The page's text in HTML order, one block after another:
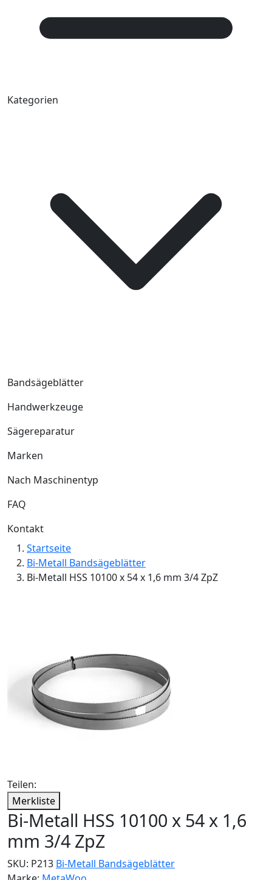
Kategorien
Bandsägeblätter
Handwerkzeuge
Sägereparatur
Marken
Nach Maschinentyp
FAQ
Kontakt
Startseite
Bi-Metall Bandsägeblätter
Bi-Metall HSS 10100 x 54 x 1,6 mm 3/4 ZpZ
Teilen:
Merkliste
Bi-Metall HSS 10100 x 54 x 1,6
mm 3/4 ZpZ
SKU: P213 Bi-Metall Bandsägeblätter